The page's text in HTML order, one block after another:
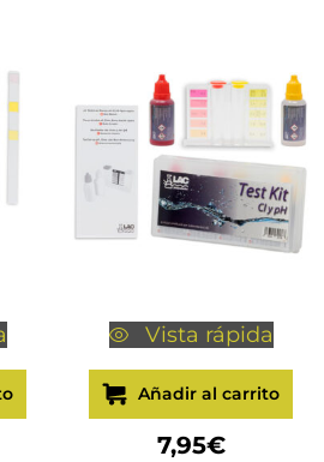
Vista rápida
Añadir al carrito
7,95€